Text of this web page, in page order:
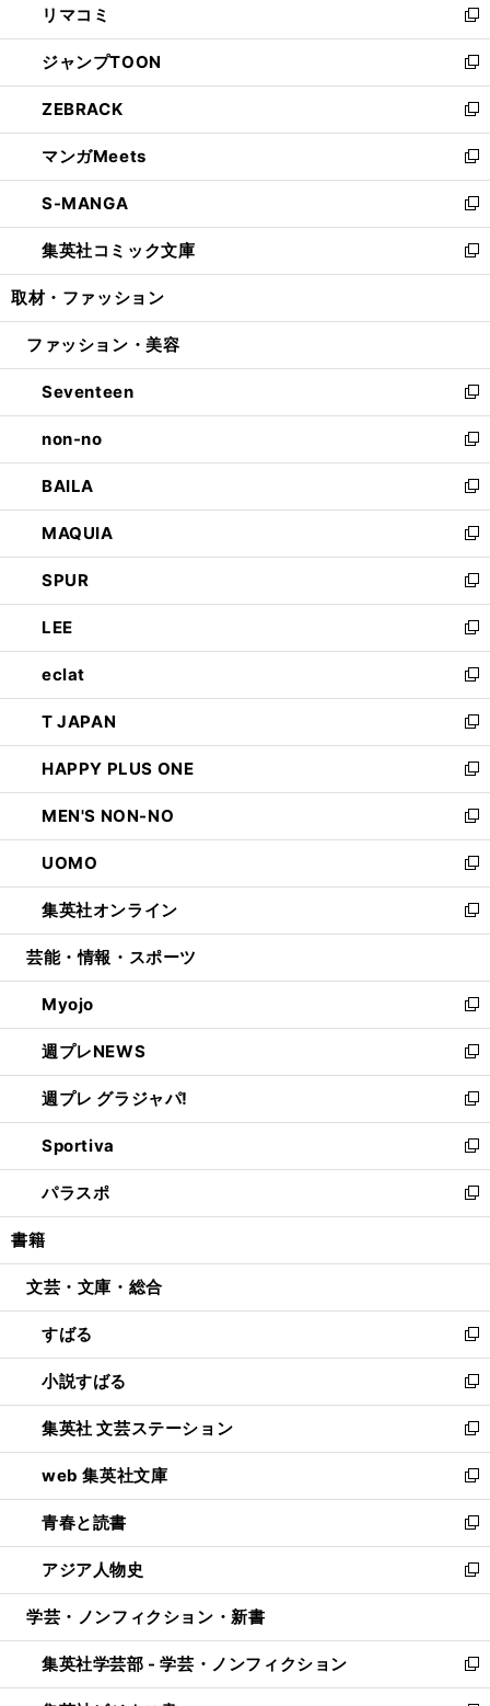
で
開
く
ド
ウ
で
開
く
ィ
ン
ド
ウ
で
開
く
い
ウ
ィ
ン
ド
ウ
で
開
く
リマコミ
新
し
い
ウ
ィ
ン
ド
ウ
で
開
く
ジャンプTOON
新
し
い
ウ
ィ
ン
ド
ウ
で
開
ZEBRACK
新
し
い
ウ
ィ
ン
ド
ウ
開
マンガMeets
新
し
い
ウ
ィ
ン
ウ
開
く
S-MANGA
新
し
い
ウ
ン
ウ
で
開
く
集英社コミック文庫
新
し
ウ
ン
ド
ウ
で
開
く
取材・ファッション
ファッション・美容
Seventeen
新
し
い
ウ
ィ
ン
ド
ウ
で
開
く
non-no
新
し
い
ウ
ィ
ン
ド
ウ
で
開
く
BAILA
新
し
い
ウ
ィ
ン
ド
ウ
で
開
く
MAQUIA
新
し
い
ウ
ィ
ン
ド
ウ
で
開
く
SPUR
新
し
い
ウ
ィ
ン
ド
ウ
で
開
く
LEE
新
し
い
ウ
ィ
ン
ド
ウ
で
開
く
eclat
新
し
い
ウ
ィ
ン
ド
ウ
で
開
く
T JAPAN
新
し
い
ウ
ィ
ン
ド
ウ
で
開
HAPPY PLUS ONE
新
し
い
ウ
ィ
ン
ド
ウ
開
く
MEN'S NON-NO
新
し
い
ウ
ィ
ン
ウ
で
開
く
UOMO
新
し
い
ウ
ン
ド
ウ
で
開
く
集英社オンライン
新
し
ウ
ィ
ン
ド
ウ
で
開
く
芸能・情報・スポーツ
Myojo
新
し
い
ウ
ィ
ン
ド
ウ
で
開
週プレNEWS
新
し
い
ウ
ィ
ン
ド
ウ
開
週プレ グラジャパ!
新
し
い
ウ
ィ
ン
ウ
開
く
Sportiva
新
し
い
ウ
ン
ウ
で
開
く
パラスポ
新
し
ウ
ン
ド
ウ
で
開
く
書籍
文芸・文庫・総合
すばる
新
し
い
ウ
ィ
ン
ド
ウ
で
開
く
小説すばる
新
し
い
ウ
ィ
ン
ド
ウ
で
開
集英社 文芸ステーション
新
し
い
ウ
ィ
ン
ド
ウ
開
く
web 集英社文庫
新
し
い
ウ
ィ
ン
ウ
で
開
青春と読書
新
し
い
ウ
ン
ド
ウ
アジア人物史
新
し
ウ
ィ
ン
学芸・ノンフィクション・新書
集英社学芸部 - 学芸・ノンフィクション
新
し